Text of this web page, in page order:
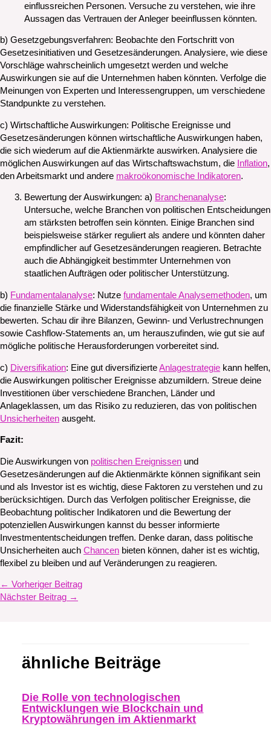
einflussreichen Personen. Versuche zu verstehen, wie ihre
Aussagen das Vertrauen der Anleger beeinflussen könnten.
b) Gesetzgebungsverfahren: Beobachte den Fortschritt von
Gesetzesinitiativen und Gesetzesänderungen. Analysiere, wie diese
Vorschläge wahrscheinlich umgesetzt werden und welche
Auswirkungen sie auf die Unternehmen haben könnten. Verfolge die
Meinungen von Experten und Interessengruppen, um verschiedene
Standpunkte zu verstehen.
c) Wirtschaftliche Auswirkungen: Politische Ereignisse und
Gesetzesänderungen können wirtschaftliche Auswirkungen haben,
die sich wiederum auf die Aktienmärkte auswirken. Analysiere die
möglichen Auswirkungen auf das Wirtschaftswachstum, die Inflation,
den Arbeitsmarkt und andere makroökonomische Indikatoren.
Bewertung der Auswirkungen: a) Branchenanalyse:
Untersuche, welche Branchen von politischen Entscheidungen
am stärksten betroffen sein könnten. Einige Branchen sind
beispielsweise stärker reguliert als andere und könnten daher
empfindlicher auf Gesetzesänderungen reagieren. Betrachte
auch die Abhängigkeit bestimmter Unternehmen von
staatlichen Aufträgen oder politischer Unterstützung.
b) Fundamentalanalyse: Nutze fundamentale Analysemethoden, um
die finanzielle Stärke und Widerstandsfähigkeit von Unternehmen zu
bewerten. Schau dir ihre Bilanzen, Gewinn- und Verlustrechnungen
sowie Cashflow-Statements an, um herauszufinden, wie gut sie auf
mögliche politische Herausforderungen vorbereitet sind.
c) Diversifikation: Eine gut diversifizierteAnlagestrategie kann helfen,
die Auswirkungen politischer Ereignisse abzumildern. Streue deine
Investitionen über verschiedene Branchen, Länder und
Anlageklassen, um das Risiko zu reduzieren, das von politischen
Unsicherheiten ausgeht.
Fazit:
Die Auswirkungen von politischen Ereignissen und
Gesetzesänderungen auf die Aktienmärkte können signifikant sein
und als Investor ist es wichtig, diese Faktoren zu verstehen und zu
berücksichtigen. Durch das Verfolgen politischer Ereignisse, die
Beobachtung politischer Indikatoren und die Bewertung der
potenziellen Auswirkungen kannst du besser informierte
Investmententscheidungen treffen. Denke daran, dass politische
Unsicherheiten auch Chancen bieten können, daher ist es wichtig,
flexibel zu bleiben und auf Veränderungen zu reagieren.
← Vorheriger Beitrag
Nächster Beitrag →
ähnliche Beiträge
Die Rolle von technologischen
Entwicklungen wie Blockchain und
Kryptowährungen im Aktienmarkt